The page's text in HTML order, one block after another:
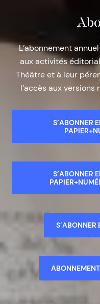
L’abonnement
aux activités
Théâtre et à leur
l’accès aux
S’ABONNER
S’ABONNER
S’ABONNER